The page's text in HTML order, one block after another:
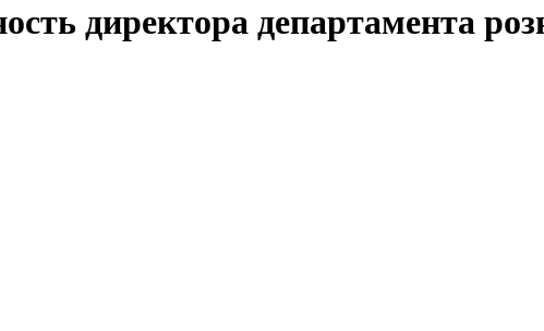
директора департамента